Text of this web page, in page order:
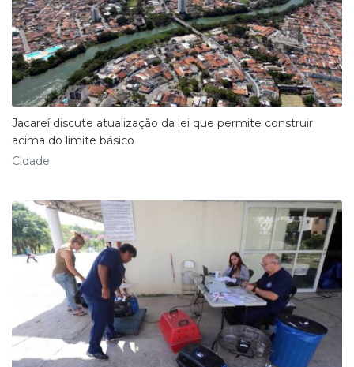
Jacareí discute atualização da lei que permite construir
acima do limite básico
Cidade